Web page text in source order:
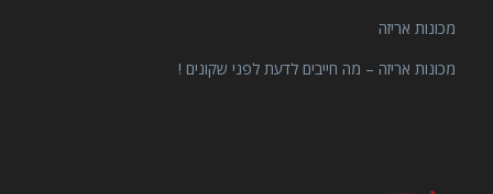
מכונות אריזה
מכונות אריזה – מה חייבים לדעת לפני שקונים !